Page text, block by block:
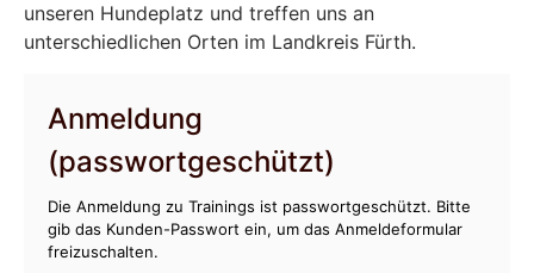
unseren Hundeplatz und treffen uns an
unterschiedlichen Orten im Landkreis Fürth.
Anmeldung
(passwortgeschützt)
Die Anmeldung zu Trainings ist passwortgeschützt. Bitte
gib das Kunden-Passwort ein, um das Anmeldeformular
freizuschalten.